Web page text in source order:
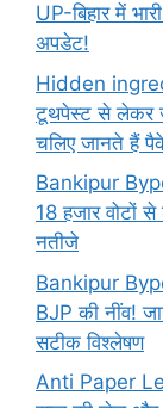
UP-बिहार में
अपडेट!
Hidden
टूथपेस्ट से लेकर
चलिए जानते हैं
Bankipur
18 हजार वोटों
नतीजे
Bankipur
BJP की नींव!
सटीक विश्लेषण
Anti Paper